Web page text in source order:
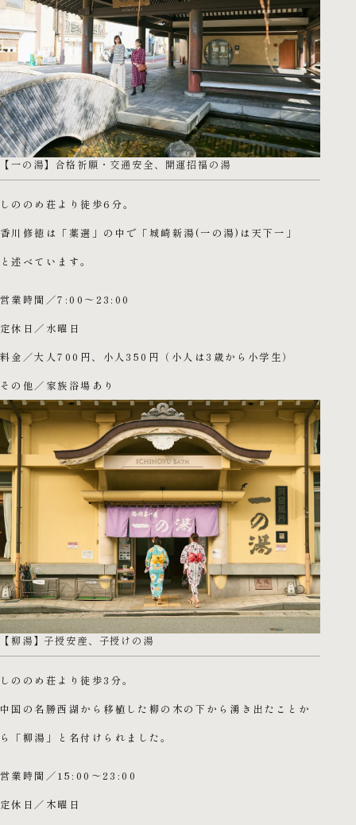
【一の湯】合格祈願・交通安全、開運招福の湯
しののめ荘より徒歩6分。
香川修徳は「薬選」の中で「城崎新湯(一の湯)は天下一」
と述べています。
営業時間／7:00～23:00
定休日／水曜日
料金／大人700円、小人350円（小人は3歳から小学生）
その他／家族浴場あり
【柳湯】子授安産、子授けの湯
しののめ荘より徒歩3分。
中国の名勝西湖から移植した柳の木の下から湧き出たことか
ら
「柳湯」と名付けられました。
営業時間／15:00～23:00
定休日／木曜日